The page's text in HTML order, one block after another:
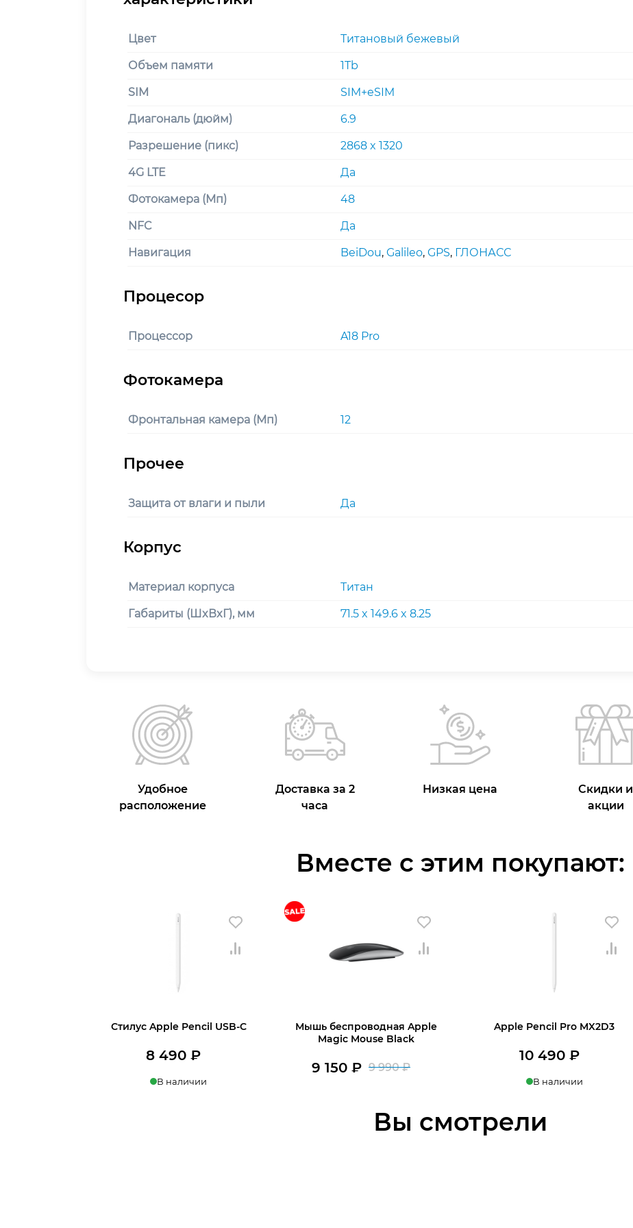
Цвет Титановый бежевый
Объем памяти 1Tb
SIM SIM+eSIM
Диагональ (дюйм) 6.9
Разрешение (пикс) 2868 x 1320
4G LTE Да
Фотокамера (Мп) 48
NFC Да
Навигация BeiDou, Galileo, GPS, ГЛОНАСС
Процессор A18 Pro
Фронтальная камера (Мп) 12
Защита от влаги и пыли Да
Материал корпуса Титан
Габариты (ШxВxГ), мм 71.5 x 149.6 x 8.25
Удобное
расположение
Доставка за 2
часа
Низкая цена
Скидки и
акции
Вместе с этим покупают:
Стилус Apple Pencil USB-C
8 490₽
В наличии
Мышь беспроводная Apple
Magic Mouse Black
9 990₽
Первоначальная
составляла
9 150₽
9
Apple Pencil Pro MX2D3
10 490 ₽
В наличии
Вы смотрели